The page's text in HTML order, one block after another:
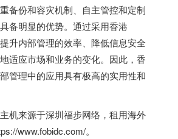
备份和容灾机制、自主管控和定制
备明显的优势。通过采用香港
升内部管理的效率、降低信息安全
适应市场和业务的变化。因此，香
管理中的应用具有极高的实用性和
机来源于深圳福步网络，租用海外
www.fobidc.com/。